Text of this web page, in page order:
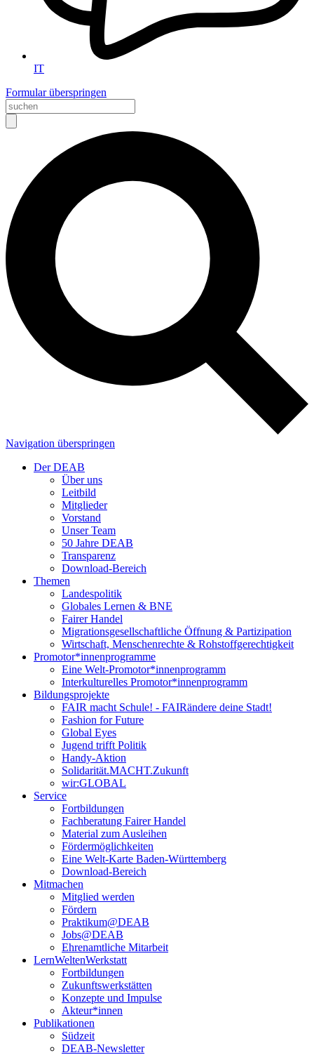
IT
Formular überspringen
Navigation überspringen
Der DEAB
Über uns
Leitbild
Mitglieder
Vorstand
Unser Team
50 Jahre DEAB
Transparenz
Download-Bereich
Themen
Landespolitik
Globales Lernen & BNE
Fairer Handel
Migrationsgesellschaftliche Öffnung & Partizipation
Wirtschaft, Menschenrechte & Rohstoffgerechtigkeit
Promotor*innen­programme
Eine Welt-Promotor*innenprogramm
Interkulturelles Promotor*innenprogramm
Bildungsprojekte
FAIR macht Schule! - FAIRändere deine Stadt!
Fashion for Future
Global Eyes
Jugend trifft Politik
Handy-Aktion
Solidarität.MACHT.Zukunft
wir:GLOBAL
Service
Fortbildungen
Fachberatung Fairer Handel
Material zum Ausleihen
Fördermöglichkeiten
Eine Welt-Karte Baden-Württemberg
Download-Bereich
Mitmachen
Mitglied werden
Fördern
Praktikum@DEAB
Jobs@DEAB
Ehrenamtliche Mitarbeit
LernWeltenWerkstatt
Fortbildungen
Zukunftswerkstätten
Konzepte und Impulse
Akteur*innen
Publikationen
Südzeit
DEAB-Newsletter